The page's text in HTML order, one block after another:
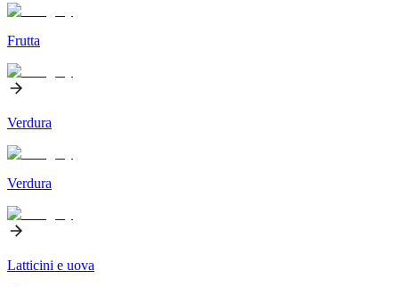
Frutta
Verdura
Verdura
Latticini e uova